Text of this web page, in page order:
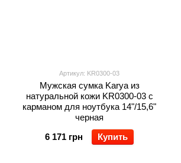
Артикул: KR0300-03
Мужская сумка Karya из
натуральной кожи KR0300-03 с
карманом для ноутбука 14"/15,6"
черная
6 171 грн
Купить